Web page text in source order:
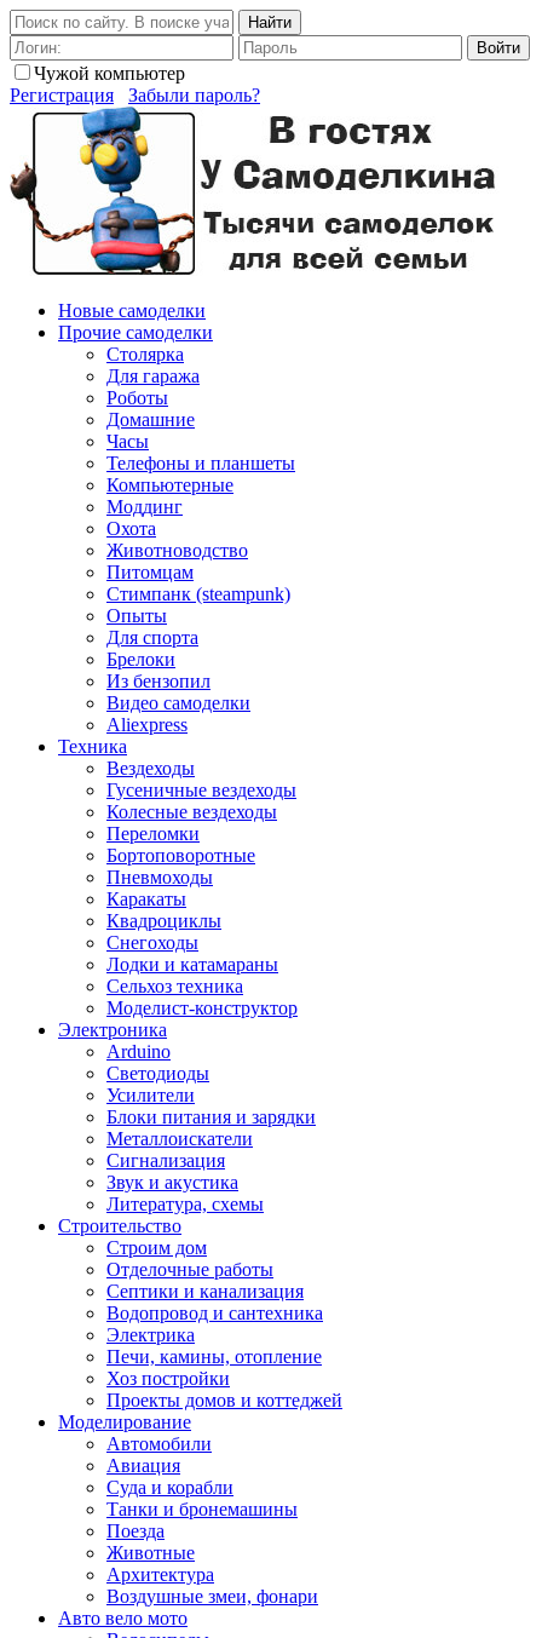
Найти
Войти
Чужой компьютер
Регистрация
Забыли пароль?
Новые самоделки
Прочие самоделки
Столярка
Для гаража
Роботы
Домашние
Часы
Телефоны и планшеты
Компьютерные
Моддинг
Охота
Животноводство
Питомцам
Стимпанк (steampunk)
Опыты
Для спорта
Брелоки
Из бензопил
Видео самоделки
Aliexpress
Техника
Вездеходы
Гусеничные вездеходы
Колесные вездеходы
Переломки
Бортоповоротные
Пневмоходы
Каракаты
Квадроциклы
Снегоходы
Лодки и катамараны
Сельхоз техника
Моделист-конструктор
Электроника
Arduino
Светодиоды
Усилители
Блоки питания и зарядки
Металлоискатели
Сигнализация
Звук и акустика
Литература, схемы
Строительство
Строим дом
Отделочные работы
Септики и канализация
Водопровод и сантехника
Электрика
Печи, камины, отопление
Хоз постройки
Проекты домов и коттеджей
Моделирование
Автомобили
Авиация
Суда и корабли
Танки и бронемашины
Поезда
Животные
Архитектура
Воздушные змеи, фонари
Авто вело мото